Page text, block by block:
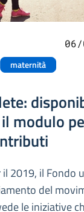
maternità
modulo
2019, il Fondo
del
le iniziative